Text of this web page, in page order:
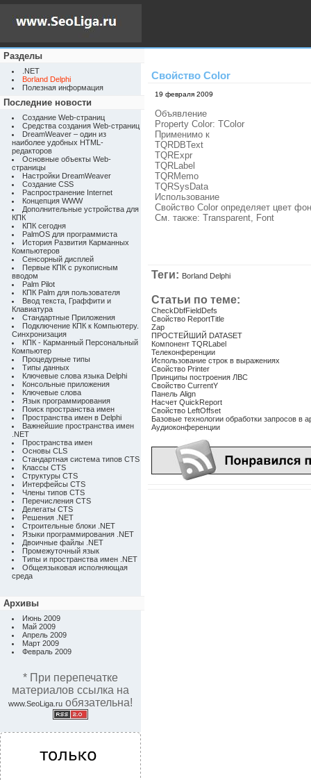
Разделы
.NET
Borland Delphi
Полезная информация
Последние новости
Создание Web-страниц
Средства создания Web-страниц
DreamWeaver – один из
наиболее удобных HTML-
редакторов
Основные объекты Web-
страницы
Настройки DreamWeaver
Создание CSS
Распространение Internet
Концепция WWW
Дополнительные устройства для
КПК
КПК сегодня
PalmOS для программиста
История Развития Карманных
Компьютеров
Сенсорный дисплей
Первые КПК с рукописным
вводом
Palm Pilot
КПК Palm для пользователя
Ввод текста, Граффити и
Клавиатура
Стандартные Приложения
Подключение КПК к Компьютеру.
Синхронизация
КПК - Карманный Персональный
Компьютер
Процедурные типы
Типы данных
Ключевые слова языка Delphi
Консольные приложения
Ключевые слова
Язык программирования
Поиск пространства имен
Пространства имен в Delphi
Важнейшие пространства имен
.NET
Пространства имен
Основы CLS
Стандартная система типов CTS
Классы CTS
Структуры CTS
Интерфейсы CTS
Члены типов CTS
Перечисления CTS
Делегаты CTS
Решения .NET
Строительные блоки .NET
Языки программирования .NET
Двоичные файлы .NET
Промежуточный язык
Типы и пространства имен .NET
Общеязыковая исполняющая
среда
Архивы
Июнь 2009
Май 2009
Апрель 2009
Март 2009
Февраль 2009
* При перепечатке
материалов ссылка на
www.SeoLiga.ru обязательна!
Свойство Color
19 февраля 2009
Объявление
Property Color: TColor
Применимо к
TQRDBText
TQRExpr
TQRLabel
TQRMemo
TQRSysData
Использование
Свойство Color определяет цвет
См. также: Transparent, Font
Теги: Borland Delphi
Статьи по теме:
CheckDbfFieldDefs
Свойство ReportTitle
Zap
ПРОСТЕЙШИЙ DATASET
Компонент TQRLabel
Телеконференции
Использование строк в выражениях
Свойство Printer
Принципы построения ЛВС
Свойство CurrentY
Панель Align
Насчет QuickReport
Свойство LeftOffset
Базовые технологии обработки запросов
Аудиоконференции